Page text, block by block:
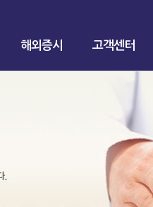
해외증시 고객센터